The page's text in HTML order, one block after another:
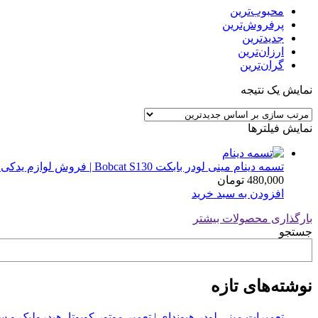
محبوب‌ترین
پرفروش‌ترین
جدیدترین
ارزان‌ترین
گران‌ترین
نمایش یک نتیجه
نمایش فیلترها
تسمه دینام مینی لودر بابکت Bobcat S130 | فروش لوازم یدکی مینی لودر
480,000 تومان
افزودن به سبد خرید
بارگذاری محصولات بیشتر
جستجو
نوشته‌های تازه